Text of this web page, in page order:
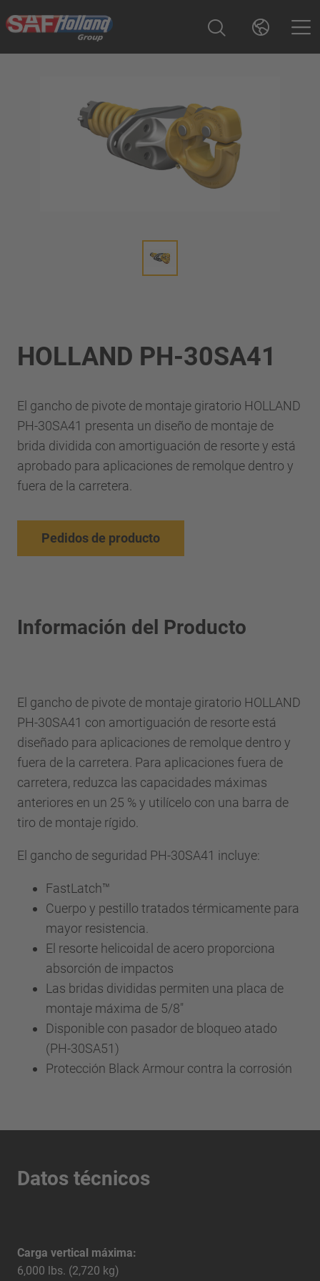
HOLLAND PH-30SA41
El gancho de pivote de montaje giratorio HOLLAND
PH-30SA41 presenta un diseño de montaje de
brida dividida con amortiguación de resorte y está
aprobado para aplicaciones de remolque dentro y
fuera de la carretera.
Pedidos de producto
Información del Producto
El gancho de pivote de montaje giratorio HOLLAND
PH-30SA41 con amortiguación de resorte está
diseñado para aplicaciones de remolque dentro y
fuera de la carretera. Para aplicaciones fuera de
carretera, reduzca las capacidades máximas
anteriores en un 25 % y utilícelo con una barra de
tiro de montaje rígido.
El gancho de seguridad PH-30SA41 incluye:
FastLatch™
Cuerpo y pestillo tratados térmicamente para
mayor resistencia.
El resorte helicoidal de acero proporciona
absorción de impactos
Las bridas divididas permiten una placa de
montaje máxima de 5/8"
Disponible con pasador de bloqueo atado
(PH-30SA51)
Protección Black Armour contra la corrosión
Datos técnicos
Carga vertical máxima:
6,000 lbs. (2,720 kg)